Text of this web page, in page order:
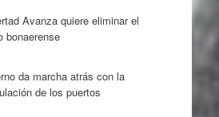
Avanza quiere eliminar el
bonaerense
da marcha atrás con la
de los puertos